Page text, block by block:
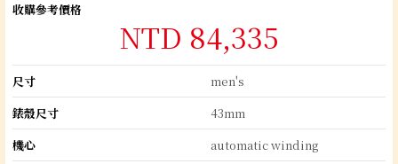
收購參考價格
NTD 84,335
尺寸
men's
錶殼尺寸
43mm
機心
automatic winding